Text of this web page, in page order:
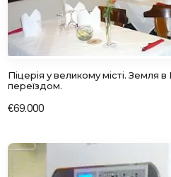
Піцерія у великому місті. Земля
переїздом.
€69.000